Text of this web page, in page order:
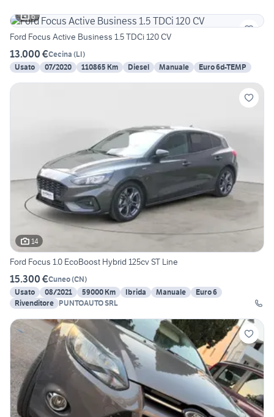
6
Ford Focus Active Business 1.5 TDCi 120 CV
13.000 €Cecina (LI)
Usato
07/2020 110865 Km Diesel Manuale Euro 6d-TEMP
14
Ford Focus 1.0 EcoBoost Hybrid 125cv ST Line
15.300 €Cuneo(CN)
Usato
08/2021 59000 Km Ibrida Manuale
Euro 6
Rivenditore PUNTOAUTO SRL